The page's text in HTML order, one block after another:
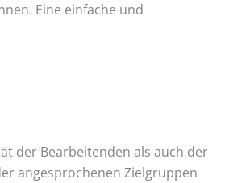
Eine einfache und
der Bearbeitenden als auch der
angesprochenen Zielgruppen